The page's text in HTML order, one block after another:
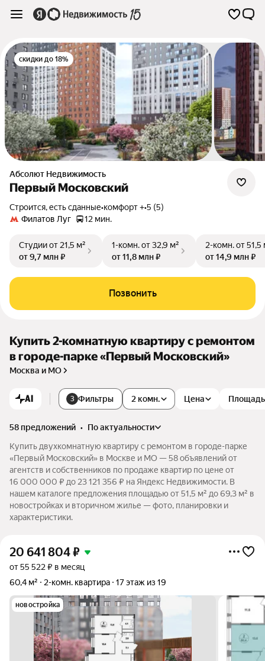
скидки до 18%
Абсолют Недвижимость
Первый Московский
Строится, есть сданные•комфорт +•5 (5)
Филатов Луг
12 мин.
Студииот 21,5 м²
от 9,7 млн ₽
1-комн.от 32,9 м²
от 11,8 млн ₽
2-комн.от 51,5
от 14,9 млн ₽
Позвонить
Купить 2-комнатную квартиру с ремонтом
в городе-парке «Первый Московский»
Москва и МО
AI 3 Фильтры 2 комн. Цена Площадь
58 предложений •
по актуальности
Купить двухкомнатную квартиру с ремонтом в городе-парке
«Первый Московский» в Москве и МО — 58 объявлений от
агентств и собственников по продаже квартир по цене от
16 000 000 ₽ до 23 121 356 ₽ на Яндекс Недвижимости. В
нашем каталоге предложения площадью от 51,5 м² до 69,3 м² в
новостройках и вторичном жилье — фото, планировки и
характеристики.
20 641 804₽
от 55 522 ₽ в месяц
60,4 м²
2-комн. квартира 17 этаж из 19
новостройка